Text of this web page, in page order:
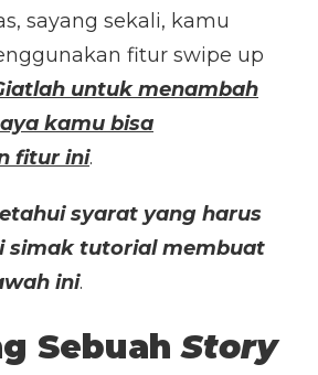
sayang sekali, kamu
fitur swipe up
untuk menambah
kamu bisa
fitur ini.
syarat yang harus
simak tutorial membuat
ini.
SebuahStory